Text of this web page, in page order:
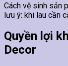
Cách vệ sinh sản
lưu ý: khi lau cần
Quyền lợi
Decor